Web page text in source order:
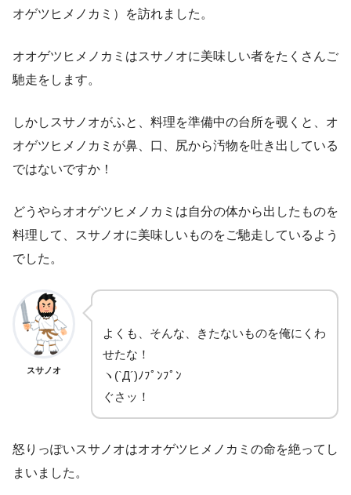
オゲツヒメノカミ）を訪れました。
オオゲツヒメノカミはスサノオに美味しい者をたくさんご
馳走をします。
しかしスサノオがふと、料理を準備中の台所を覗くと、オ
オゲツヒメノカミが鼻、口、尻から汚物を吐き出している
ではないですか！
どうやらオオゲツヒメノカミは自分の体から出したものを
料理して、スサノオに美味しいものをご馳走しているよう
でした。
スサノオ
よくも、そんな、きたないものを俺にくわ
せたな！
ヽ(`Д´)ﾉﾌﾟﾝﾌﾟﾝ
ぐさッ！
怒りっぽいスサノオはオオゲツヒメノカミの命を絶ってし
まいました。